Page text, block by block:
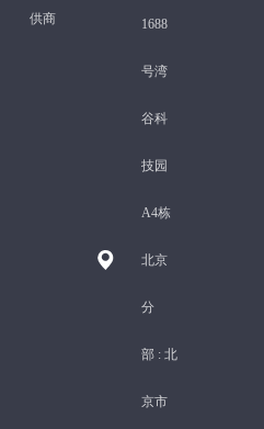
供商
1688
号湾
谷科
技园
A4栋
北京
分
部 : 北
京市